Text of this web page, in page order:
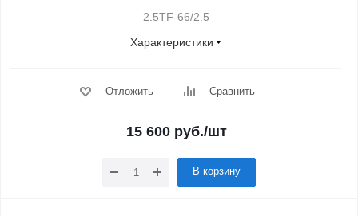
2.5TF-66/2.5
Характеристики
Отложить Сравнить
15 600руб./шт
В корзину